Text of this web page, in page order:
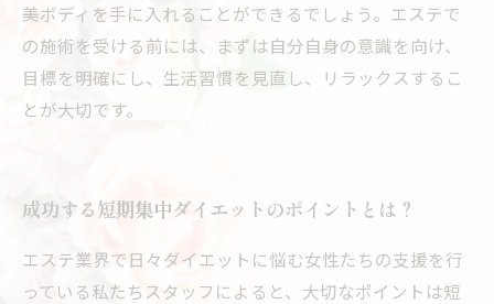
美ボディを手に入れることができるでしょう。エステで
の施術を受ける前には、まずは自分自身の意識を向け、
目標を明確にし、生活習慣を見直し、リラックスするこ
とが大切です。
成功する短期集中ダイエットのポイントとは？
エステ業界で日々ダイエットに悩む女性たちの支援を行
っている私たちスタッフによると、大切なポイントは短